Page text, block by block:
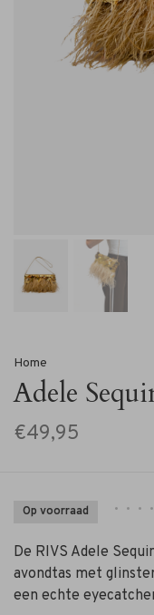
Home
Adele
€49,95
Op voorraad • • • •
De RIVS Adele
avondtas met
een echte